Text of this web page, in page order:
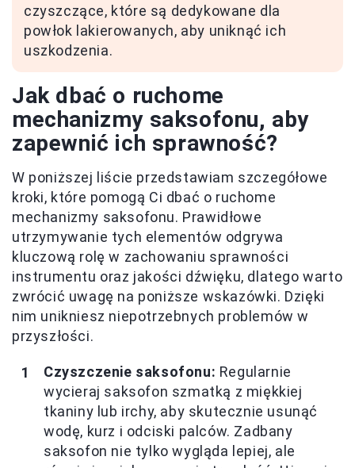
czyszczące, które są dedykowane dla
powłok lakierowanych, aby uniknąć ich
uszkodzenia.
Jak dbać o ruchome
mechanizmy saksofonu, aby
zapewnić ich sprawność?
W poniższej liście przedstawiam szczegółowe
kroki, które pomogą Ci dbać o ruchome
mechanizmy saksofonu. Prawidłowe
utrzymywanie tych elementów odgrywa
kluczową rolę w zachowaniu sprawności
instrumentu oraz jakości dźwięku, dlatego warto
zwrócić uwagę na poniższe wskazówki. Dzięki
nim unikniesz niepotrzebnych problemów w
przyszłości.
Czyszczenie saksofonu: Regularnie
wycieraj saksofon szmatką z miękkiej
tkaniny lub irchy, aby skutecznie usunąć
wodę, kurz i odciski palców. Zadbany
saksofon nie tylko wygląda lepiej, ale